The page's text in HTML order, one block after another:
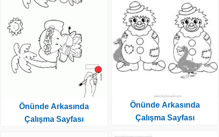
Önünde Arkasında
Çalışma Sayfası
Önünde Arkasında
Çalışma Sayfası